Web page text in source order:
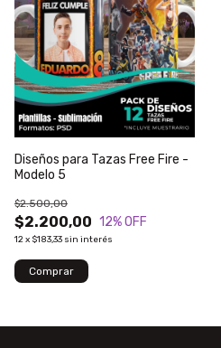
Diseños para Tazas Free Fire -
Modelo 5
$2.200,00
$2.500,00
12% OFF
12x $183,33 sin interés